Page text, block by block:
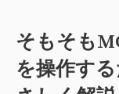
そもそも
を操作す